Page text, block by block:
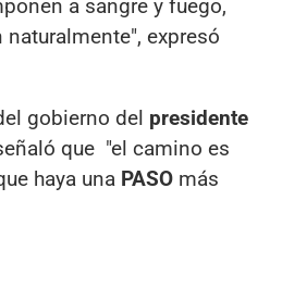
a sangre y fuego,
expresó
gobierno del presidente
que "el camino es
haya una PASO más